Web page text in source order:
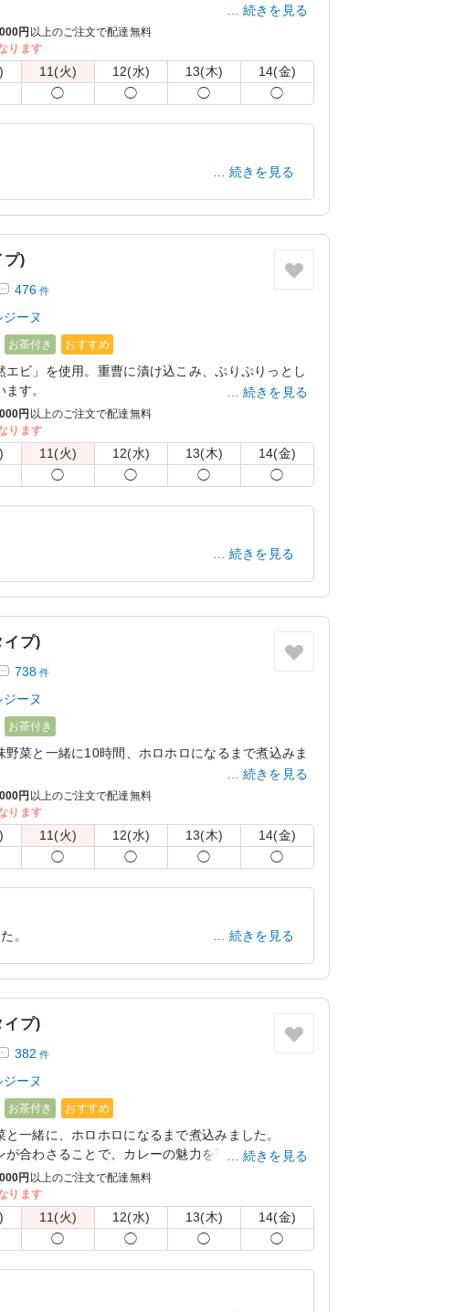
香ばしいチキンの相性は抜群。
気メニューです。
けてしまう場合がございます。冷蔵庫等で保管で
します。
ゴ入りの紙のスリーブケース(化粧箱)をご用意し
テゴリ：「オプション」内の「スリーブケース(化
い。各商品共通のケースとなります。
続きを見る
円 以上のご注文で配達無料
ります
11(火) 12(水) 13(木) 14(金)
◯ ◯ ◯ ◯
神奈川県横浜市旭区下川井町2026/02/19
続きを見る
プ)
476 件
ーヌ
お茶付き おすすめ
エビ」を使用。重曹に漬け込こみ、ぷりぷりっとし
す。
白ワインでソテーしているので濃厚なカレーの中
き立つ一品。
けてしまう場合がございます。冷蔵庫等で保管で
します。
ゴ入りの紙のスリーブケース(化粧箱)をご用意し
カテゴリ：「オプション」内の「スリーブケース(化
い。各商品共通のケースとなります。
続きを見る
円 以上のご注文で配達無料
ります
11(火) 12(水) 13(木) 14(金)
◯ ◯ ◯ ◯
神奈川県川崎市川崎区四谷下町2023/04/06
続きを見る
イプ)
738 件
ーヌ
お茶付き
野菜と一緒に10時間、ホロホロになるまで煮込みま
ぎの甘味が程よくマッチ。酸味とコクと旨味を一
ーヌの定番カレーです。
けてしまう場合がございます。冷蔵庫等で保管で
します。
ゴ入りの紙のスリーブケース(化粧箱)をご用意し
カテゴリ：「オプション」内の「スリーブケース(化
い。各商品共通のケースとなります。
続きを見る
円 以上のご注文で配達無料
ります
11(火) 12(水) 13(木) 14(金)
◯ ◯ ◯ ◯
。
神奈川県横浜市旭区下川井町2026/02/25
続きを見る
イプ)
382 件
ーヌ
お茶付き おすすめ
一緒に、ホロホロになるまで煮込みました。
が合わさることで、カレーの魅力を引き立てます。
り。女性にも人気の高い一品です。
けてしまう場合がございます。冷蔵庫等で保管で
します。
ゴ入りの紙のスリーブケース(化粧箱)をご用意し
際は下記「ご飯の種類」プルダウンよりご選択くだ
続きを見る
円 以上のご注文で配達無料
ります
11(火) 12(水) 13(木) 14(金)
◯ ◯ ◯ ◯